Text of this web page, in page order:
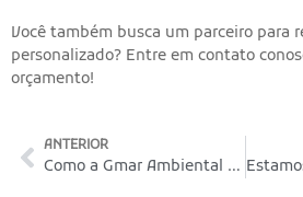
Você também busca um parceiro para
personalizado? Entre em contato
orçamento!
ANTERIOR
Como a Gmar Ambiental pode evitar que você tenha problemas com leis ambientais?